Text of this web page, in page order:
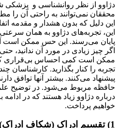
دژاوو از نظر روانشناسی و
محققان نمی‌توانند به راحتی آن را
این دلیل که بدون هشدار و مقدمه
این، تجربه‌های دژاوو به همان
پایان می‌رسند. این حس ممکن است
اگر چیز زیادی در مورد آن ندانید،
ممکن است کمی احساس بی‌قراری
تجربه را کنار بگذارید. کارشناسان
پیشنهاد می‌کنند. بیشتر آنها توافق
حافظه مربوط می‌شود. در توضیح
درباره دژاوو زیاد هستند که در
خواهیم پرداخت.
1) تقسیم ادراک (شکاف ادراک)